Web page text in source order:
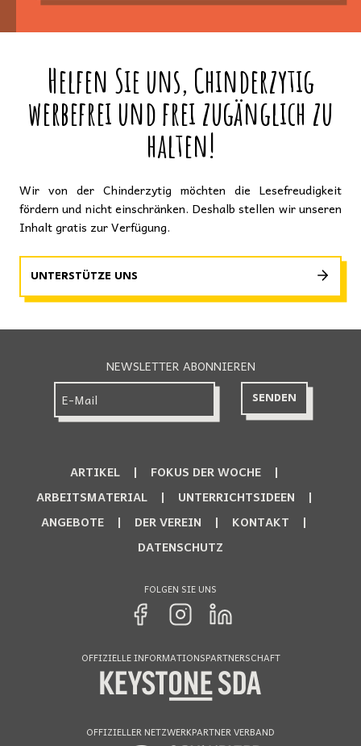
Helfen Sie uns, Chinderzytig
werbefrei und frei zugänglich zu
halten!
Wir von der Chinderzytig möchten die Lesefreudigkeit
fördern und nicht einschränken. Deshalb stellen wir unseren
Inhalt gratis zur Verfügung.
UNTERSTÜTZE UNS
NEWSLETTER ABONNIEREN
ARTIKEL
FOKUS DER WOCHE
ARBEITSMATERIAL
UNTERRICHTSIDEEN
ANGEBOTE
DER VEREIN
KONTAKT
DATENSCHUTZ
FOLGEN SIE UNS
OFFIZIELLE INFORMATIONSPARTNERSCHAFT
OFFIZIELLER NETZWERKPARTNER VERBAND